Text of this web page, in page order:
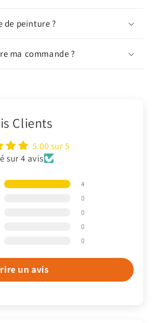
de peinture ?
ma commande ?
Clients
5.00 sur 5
sur 4 avis
4
0
0
0
0
un avis